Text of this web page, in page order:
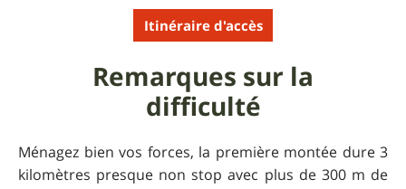
Itinéraire d'accès
Remarques sur la
difficulté
Ménagez bien vos forces, la première montée dure 3
kilomètres presque non stop avec plus de 300 m de